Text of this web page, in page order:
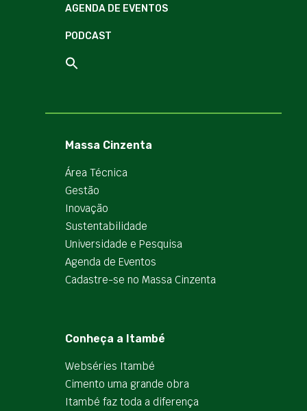
AGENDA DE EVENTOS
PODCAST
Massa Cinzenta
Área Técnica
Gestão
Inovação
Sustentabilidade
Universidade e Pesquisa
Agenda de Eventos
Cadastre-se no Massa Cinzenta
Conheça a Itambé
Webséries Itambé
Cimento uma grande obra
Itambé faz toda a diferença